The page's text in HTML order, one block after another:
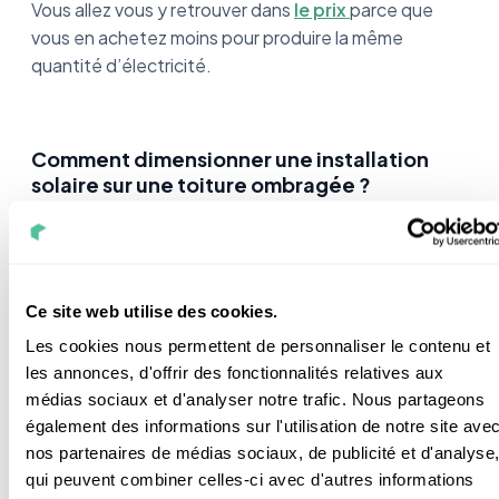
Ce site web utilise des cookies.
Les cookies nous permettent de personnaliser le contenu et
les annonces, d'offrir des fonctionnalités relatives aux
médias sociaux et d'analyser notre trafic. Nous partageons
également des informations sur l'utilisation de notre site
nos partenaires de médias sociaux, de publicité et d'analyse,
qui peuvent combiner celles-ci avec d'autres informations
Vous allez vous y retrouver dans le prixparce que
vous en achetez moins pour produire la même
quantité d’électricité.
Comment dimensionner une installation
solaire sur une toiture ombragée ?
Ici, c’est exactement le même principe que pour un
onduleurs ou alors unonduleur bi tracker
Si vous installez des panneaux solaires surdeux pans
de toiture différents, vous ne serez pas obligés de
poser des micro-onduelurs. Par contre il faudra
installer un bi tracker. Il est capable de gérer deux
chaînes de panneaux indépendamment.